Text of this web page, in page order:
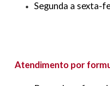
Segunda a sexta-
Atendimento por